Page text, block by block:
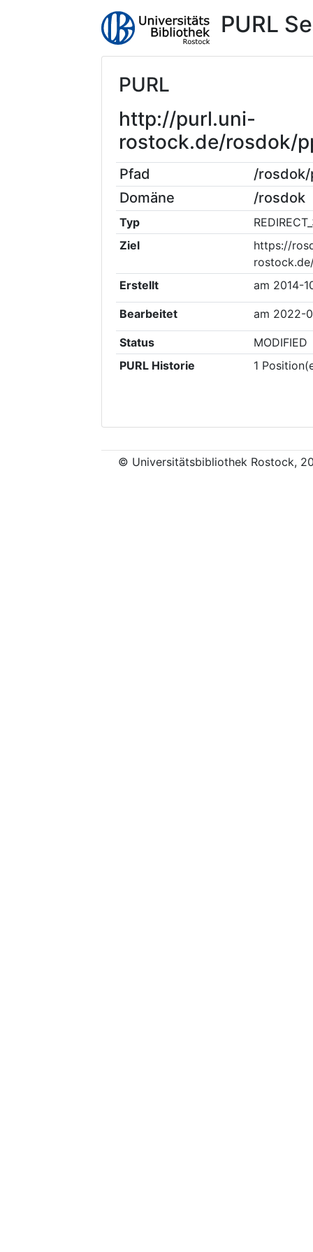
PURL
PURL
http://purl.uni-
rostock.de/rosdok/
Pfad
/
Domäne
/rosdok
Typ
Ziel
https://
Erstellt
am 2014-
Bearbeitet am 2022-
Status
MODIFIED
PURL Historie
1
© Universitätsbibliothek Rostock,